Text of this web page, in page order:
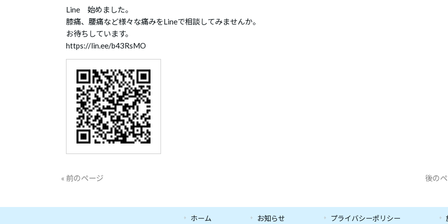
Line 始めました。
膝痛、腰痛など様々な痛みをLineで相談してみませんか。
お待ちしています。
https://lin.ee/b43RsMO
« 前のページ 後の
ホーム お知らせ プライバシーポリシー